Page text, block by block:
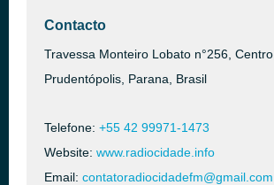
Contacto
Travessa Monteiro Lobato n°256, Centro,
Prudentópolis, Parana, Brasil
Telefone: +55 42 99971-1473
Website: www.radiocidade.info
Email: contatoradiocidadefm@gmail.com